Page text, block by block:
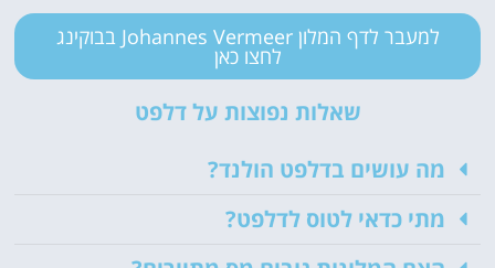
למעבר לדף המלון Johannes Vermeer בבוקינג
לחצו כאן
שאלות נפוצות על דלפט
מה עושים בדלפט הולנד?
מתי כדאי לטוס לדלפט?